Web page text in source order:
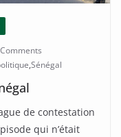
,Sénégal
de contestation
qui n’était